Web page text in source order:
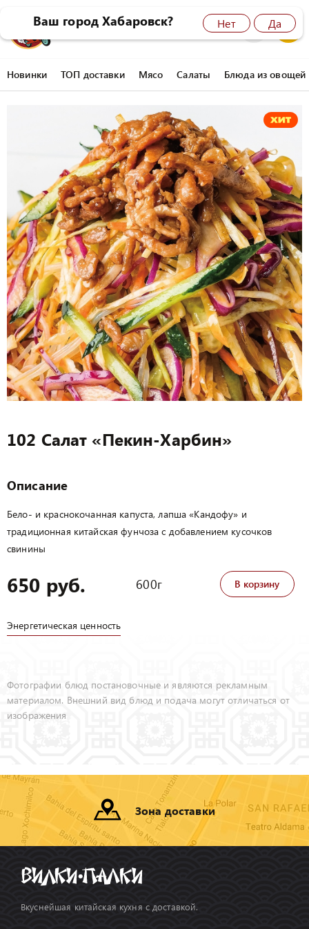
8 (4212) 45-77-77 0
Новинки ТОП доставки Мясо Салаты Блюда из овощей
102 Салат «Пекин-Харбин»
Описание
Бело- и краснокочанная капуста, лапша «Кандофу» и
традиционная китайская фунчоза с добавлением кусочков
свинины
650 руб. 600г В корзину
Энергетическая ценность
Фотографии блюд постановочные и являются рекламным
материалом. Внешний вид блюд и подача могут отличаться от
изображения
Зона доставки
Вкуснейшая китайская кухня с доставкой.
Ваш город Хабаровск? Да
Нет